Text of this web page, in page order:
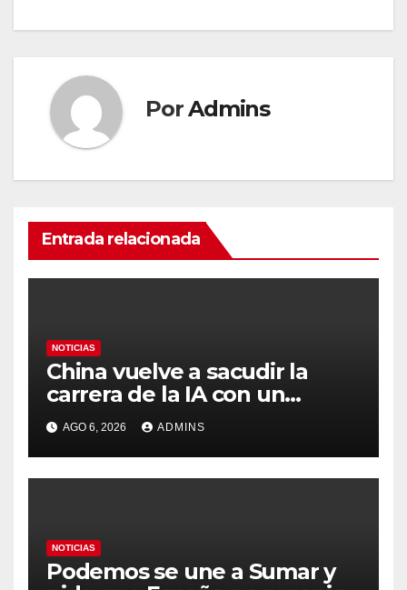
PorAdmins
Entrada relacionada
NOTICIAS
China vuelve a sacudir la
carrera de la IA con un
modelo capaz de trabajar
durante días sin intervención
humana
AGO 6, 2026 ADMINS
NOTICIAS
Podemos se une a Sumar y